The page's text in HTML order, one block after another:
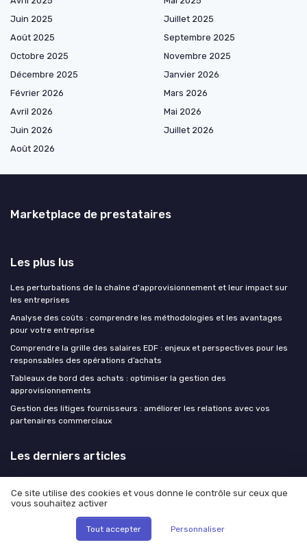
Juin 2025
Juillet 2025
Août 2025
Septembre 2025
Octobre 2025
Novembre 2025
Décembre 2025
Janvier 2026
Février 2026
Mars 2026
Avril 2026
Mai 2026
Juin 2026
Juillet 2026
Août 2026
Marketplace de prestataires
Les plus lus
Les perturbations de la chaîne d'approvisionnement et leur impact sur
les entreprises
Analyse des coûts : comprendre les méthodologies et les avantages
pour votre entreprise
Comprendre la grille des salaires EDF : enjeux et perspectives pour les
responsables des opérations d’achats
Tableaux de bord des achats : optimiser la gestion des
approvisionnements
Gestion des litiges fournisseurs : améliorer les relations avec vos
partenaires commerciaux
Les derniers articles
achats
Maîtriser le quai de chargement pour réduire les risques supply chain
Ce site utilise des cookies et vous donne le contrôle sur ceux que
vous souhaitez activer
Tout accepter Personnaliser